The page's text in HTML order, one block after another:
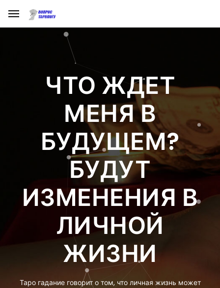
ЧТО ЖДЕТ
МЕНЯ В
БУДУЩЕМ?
БУДУТ
ИЗМЕНЕНИЯ В
ЛИЧНОЙ
ЖИЗНИ
Таро гадание говорит о том, что личная жизнь может